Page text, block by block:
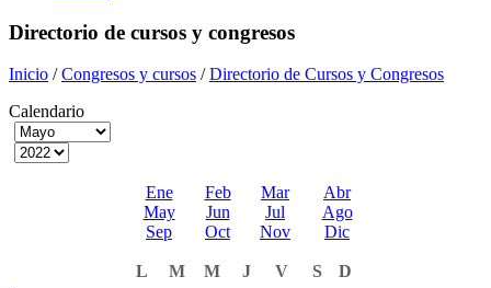
Directorio de cursos y congresos
Inicio /Congresos y cursos /Directorio de Cursos y Congresos
Calendario
Ene Feb Mar
Abr
May
Jun Jul
Ago
Sep
Oct Nov Dic
L M M J V S
D